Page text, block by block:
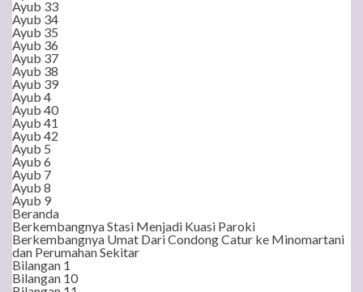
Ayub 33
Ayub 34
Ayub 35
Ayub 36
Ayub 37
Ayub 38
Ayub 39
Ayub 4
Ayub 40
Ayub 41
Ayub 42
Ayub 5
Ayub 6
Ayub 7
Ayub 8
Ayub 9
Beranda
Berkembangnya Stasi Menjadi Kuasi Paroki
Berkembangnya Umat Dari Condong Catur ke Minomartani
dan Perumahan Sekitar
Bilangan 1
Bilangan 10